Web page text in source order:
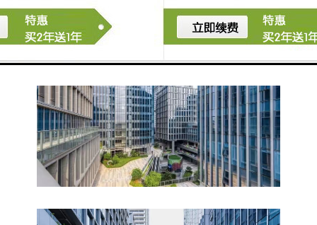
（24小时独立控制，楼层分别控制）